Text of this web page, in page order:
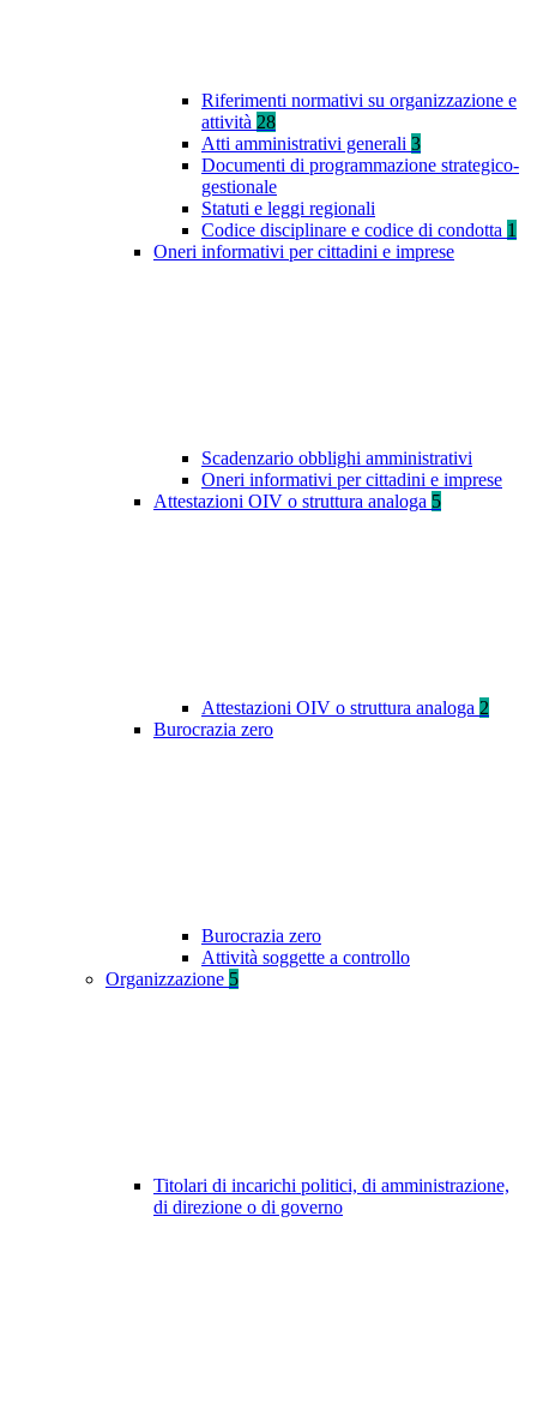
Riferimenti normativi su organizzazione e
attività 28
Atti amministrativi generali 3
Documenti di programmazione strategico-
gestionale
Statuti e leggi regionali
Codice disciplinare e codice di condotta 1
Oneri informativi per cittadini e imprese
Scadenzario obblighi amministrativi
Oneri informativi per cittadini e imprese
Attestazioni OIV o struttura analoga 5
Attestazioni OIV o struttura analoga 2
Burocrazia zero
Burocrazia zero
Attività soggette a controllo
Organizzazione 5
Titolari di incarichi politici, di amministrazione,
di direzione o di governo